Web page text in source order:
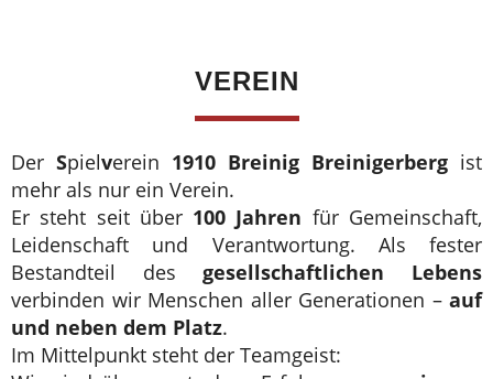
VEREIN
Der Spielverein 1910 Breinig Breinigerberg ist
mehr als nur ein Verein.
Er steht seit über 100 Jahren für Gemeinschaft,
Leidenschaft und Verantwortung. Als fester
Bestandteil des gesellschaftlichen Lebens
verbinden wir Menschen aller Generationen – auf
und neben dem Platz.
Im Mittelpunkt steht der Teamgeist: